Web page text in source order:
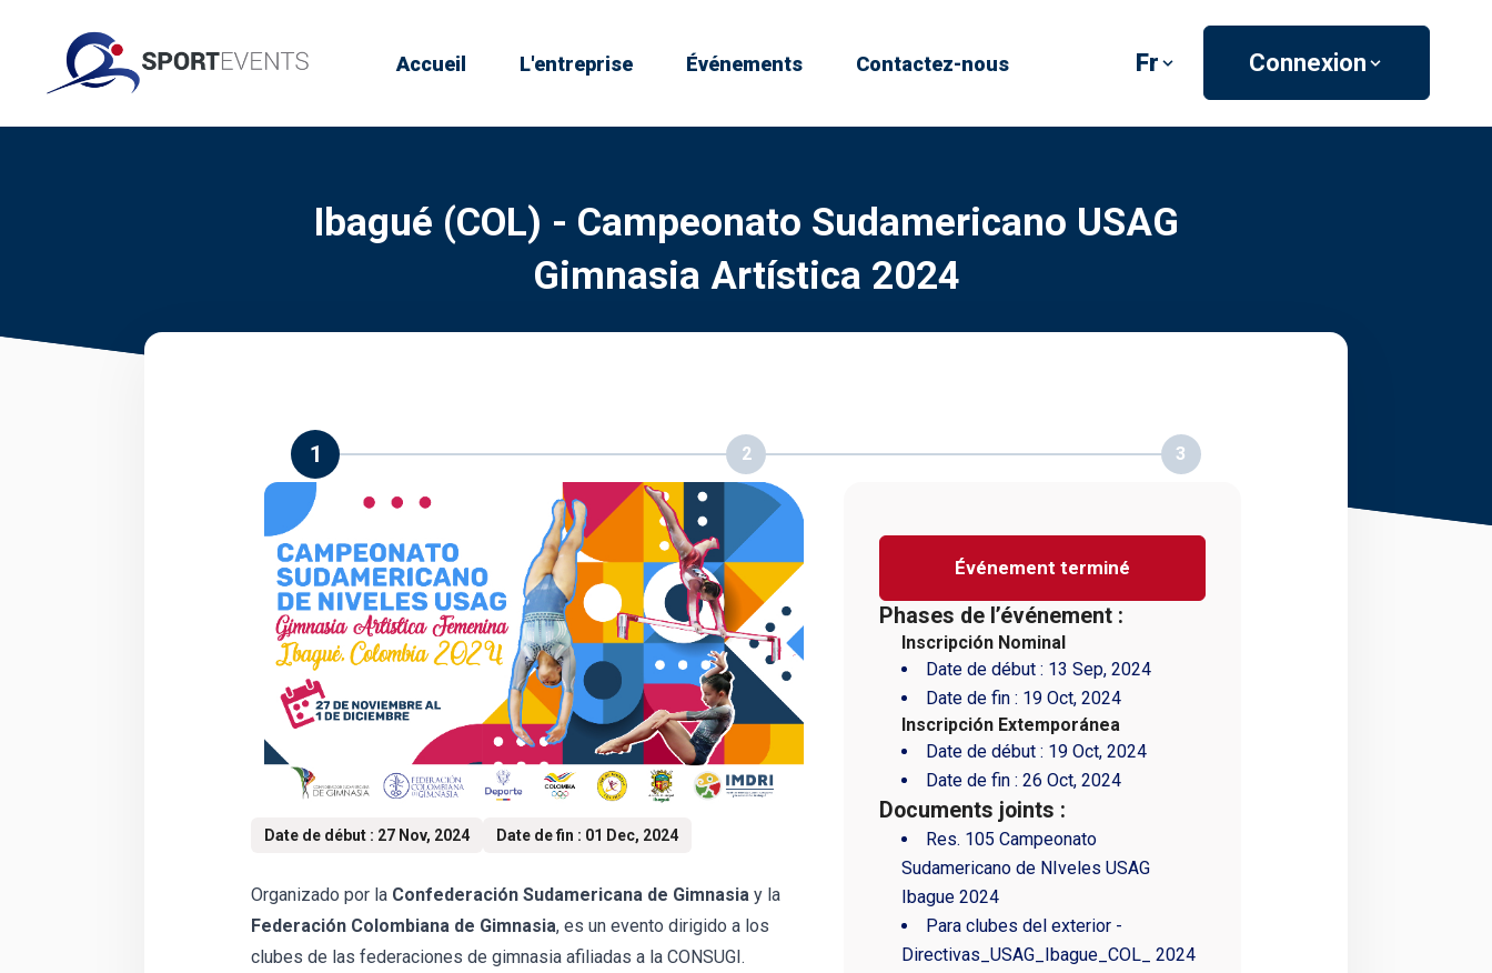
Accueil L'entreprise Événements Contactez-nous Fr Connexion
Ibagué (COL) - Campeonato Sudamericano USAG
Gimnasia Artística 2024
1 2 3
Date de début : 27 Nov, 2024 Date de fin : 01 Dec, 2024
Organizado por la Confederación Sudamericana de Gimnasia y la
Federación Colombiana de Gimnasia, es un evento dirigido a los
clubes de las federaciones de gimnasia afiliadas a la CONSUGI.
Événement terminé
Phases de l’événement :
Inscripción Nominal
Date de début : 13 Sep, 2024
Date de fin : 19 Oct, 2024
Inscripción Extemporánea
Date de début : 19 Oct, 2024
Date de fin :26 Oct, 2024
Documents joints :
Res. 105 Campeonato
Sudamericano de NIveles USAG
Ibague 2024
Para clubes del exterior -
Directivas_USAG_Ibague_COL_ 2024